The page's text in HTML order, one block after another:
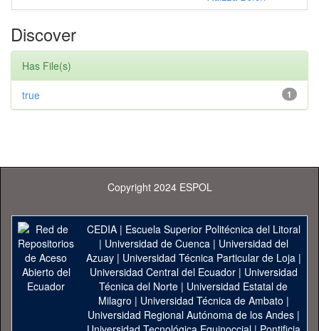
Discover
Has File(s)
1
true
Copyright 2024 ESPOL
CEDIA| Escuela Superior Politécnica del Litoral
| Universidad de Cuenca| Universidad del
Azuay| Universidad Técnica Particular de Loja|
Universidad Central del Ecuador| Universidad
Técnica del Norte | Universidad Estatal de
Milagro | Universidad Técnica de Ambato |
Universidad Regional Autónoma de los Andes|